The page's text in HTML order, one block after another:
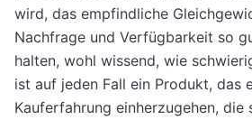
Management
wird, das empfindliche
Nachfrage und Verfügbarkeit so
halten, wohl wissend, wie
ist auf jeden Fall ein Produkt, das
Kauferfahrung einherzugehen, die